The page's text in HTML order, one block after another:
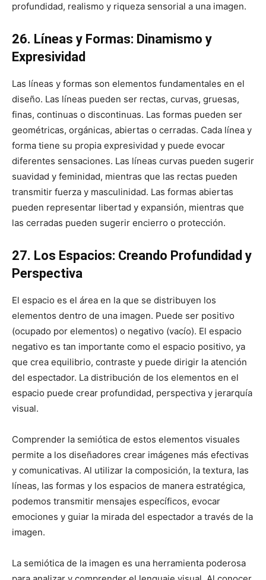
profundidad, realismo y riqueza sensorial a una imagen.
26. Líneas y Formas: Dinamismo y
Expresividad
Las líneas y formas son elementos fundamentales en el
diseño. Las líneas pueden ser rectas, curvas, gruesas,
finas, continuas o discontinuas. Las formas pueden ser
geométricas, orgánicas, abiertas o cerradas. Cada línea y
forma tiene su propia expresividad y puede evocar
diferentes sensaciones. Las líneas curvas pueden sugerir
suavidad y feminidad, mientras que las rectas pueden
transmitir fuerza y masculinidad. Las formas abiertas
pueden representar libertad y expansión, mientras que
las cerradas pueden sugerir encierro o protección.
27. Los Espacios: Creando Profundidad y
Perspectiva
El espacio es el área en la que se distribuyen los
elementos dentro de una imagen. Puede ser positivo
(ocupado por elementos) o negativo (vacío). El espacio
negativo es tan importante como el espacio positivo, ya
que crea equilibrio, contraste y puede dirigir la atención
del espectador. La distribución de los elementos en el
espacio puede crear profundidad, perspectiva y jerarquía
visual.
Comprender la semiótica de estos elementos visuales
permite a los diseñadores crear imágenes más efectivas
y comunicativas. Al utilizar la composición, la textura, las
líneas, las formas y los espacios de manera estratégica,
podemos transmitir mensajes específicos, evocar
emociones y guiar la mirada del espectador a través de la
imagen.
La semiótica de la imagen es una herramienta poderosa